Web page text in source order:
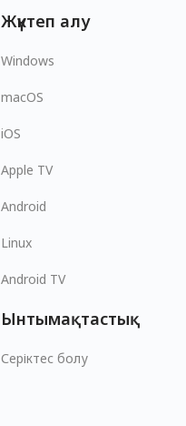
Жүктеп алу
Windows
macOS
iOS
Apple TV
Android
Linux
Android TV
Ынтымақтастық
Серіктес болу